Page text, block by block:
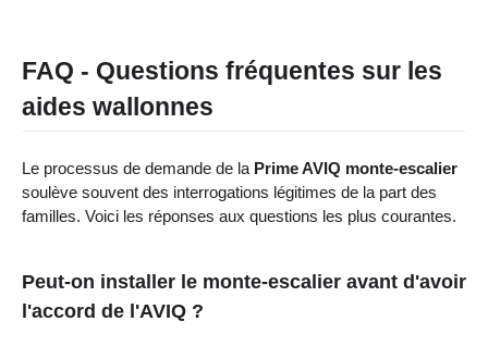
FAQ - Questions fréquentes sur les
aides wallonnes
Le processus de demande de la Prime AVIQ monte-escalier
soulève souvent des interrogations légitimes de la part des
familles. Voici les réponses aux questions les plus courantes.
Peut-on installer le monte-escalier avant d'avoir
l'accord de l'AVIQ ?